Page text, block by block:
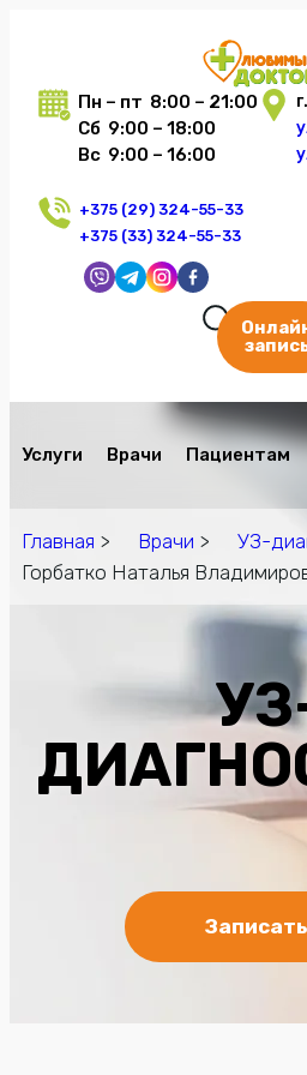
Пн – пт 8:00 – 21:00
Сб 9:00 – 18:00
Вс 9:00 – 16:00
+375 (29) 324-55-33
+375 (33) 324-55-33
Услуги Врачи Пациентам
Главная > Врачи > УЗ-
Горбатко Наталья